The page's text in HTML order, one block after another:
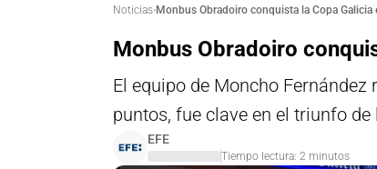
Noticias·Monbus Obradoiro conquista la Copa
Monbus Obradoiro
El equipo de Moncho
puntos, fue clave en el triunfo de
EFE
Tiempo lectura: 2 minutos